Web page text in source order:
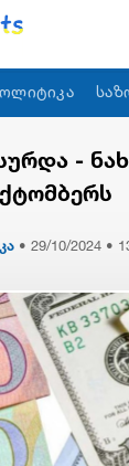
-
• 29/10/2024 •